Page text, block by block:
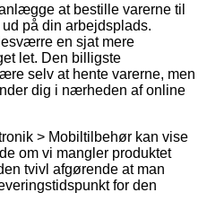
at bestille varerne til
på din arbejdsplads.
en sjat mere
let. Den billigste
selv at hente varerne, men
dig i nærheden af online
> Mobiltilbehør kan vise
om vi mangler produktet
tvivl afgørende at man
for den